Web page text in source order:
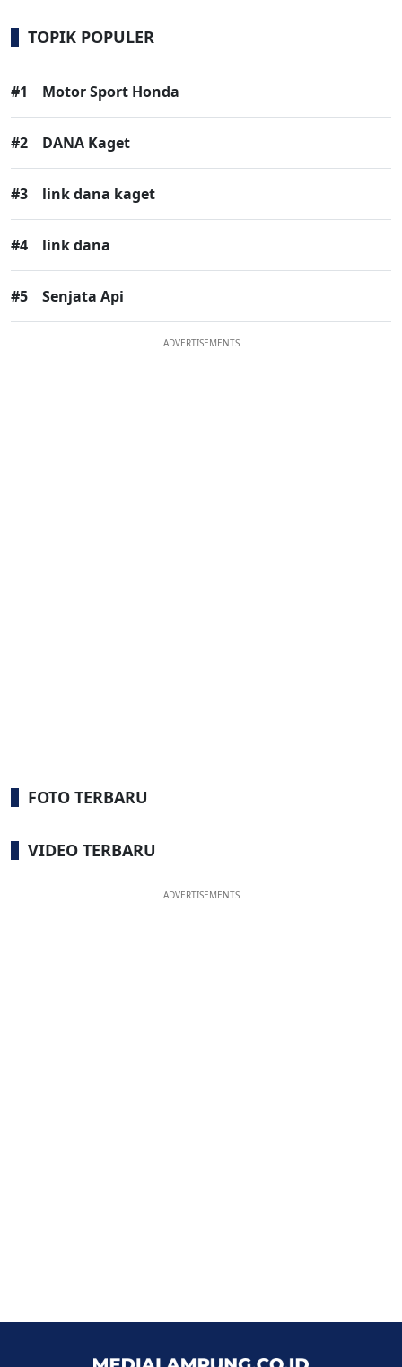
TOPIK POPULER
#1 Motor Sport Honda
#2 DANA Kaget
#3 link dana kaget
#4 link dana
#5 Senjata Api
ADVERTISEMENTS
FOTO TERBARU
VIDEO TERBARU
ADVERTISEMENTS